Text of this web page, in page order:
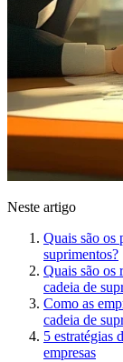
Neste artigo
Quais são os
suprimentos?
Quais são os
cadeia de
Como as
cadeia de
5 estratégias
empresas